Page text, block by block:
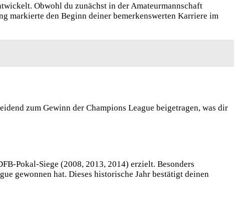
Obwohl du zunächst in der Amateurmannschaft
markierte den Beginn deiner bemerkenswerten Karriere im
zum Gewinn der Champions League beigetragen, was dir
Pokal-Siege (2008, 2013, 2014) erzielt. Besonders
gewonnen hat. Dieses historische Jahr bestätigt deinen